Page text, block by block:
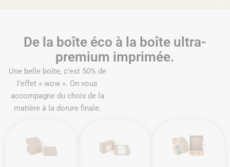
De la boîte éco à la boîte ultra-
premium imprimée.
Une belle boîte, c’est 50% de
l’effet « wow ». On vous
accompagne du choix de la
matière à la dorure finale.